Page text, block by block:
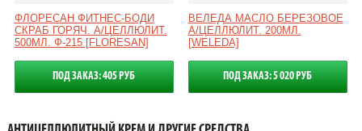
ФЛОРЕСАН ФИТНЕС-БОДИ
СКРАБ ГОРЯЧ. А/ЦЕЛЛЮЛИТ.
500МЛ. Ф-215 [FLORESAN]
ПОД ЗАКАЗ: 405 РУБ
ВЕЛЕДА МАСЛО БЕРЕЗОВОЕ
А/ЦЕЛЛЮЛИТ. 200МЛ.
[WELEDA]
ПОД ЗАКАЗ: 5 020 РУБ